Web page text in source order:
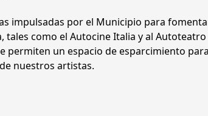
impulsadas por el Municipio para
como el Autocine Italia y al
un espacio de esparcimiento
nuestros artistas.